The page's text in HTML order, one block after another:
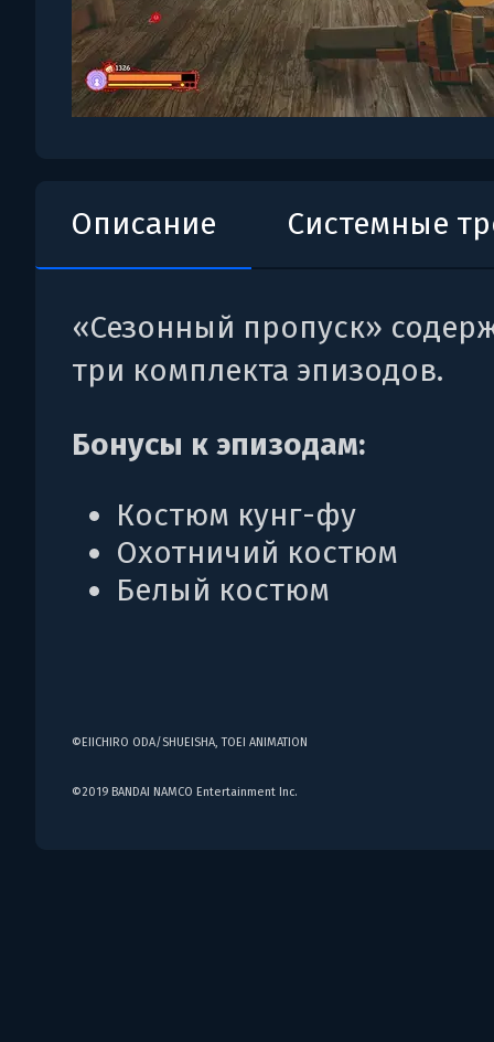
Описание Системные
«Сезонный пропуск»
три комплекта эпизодов.
Бонусы к эпизодам:
Костюм кунг-фу
Охотничий костюм
Белый костюм
©EIICHIRO ODA/SHUEISHA, TOEI ANIMATION
©2019 BANDAI NAMCO Entertainment Inc.